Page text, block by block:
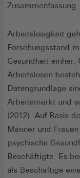
Zusammenfassung
Arbeitslosigkeit
Forschungsstand
Gesundheit einher.
Arbeitslosen
Datengrundlage
Arbeitsmarkt und
(2012). Auf Basis
Männer und
psychische
Beschäftigte. Es
als Beschäftige